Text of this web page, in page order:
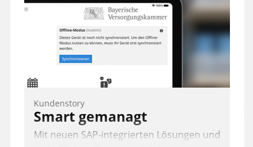
Kundenstory
Smart gemanagt
Mit neuen SAP-integrierten Lösungen und